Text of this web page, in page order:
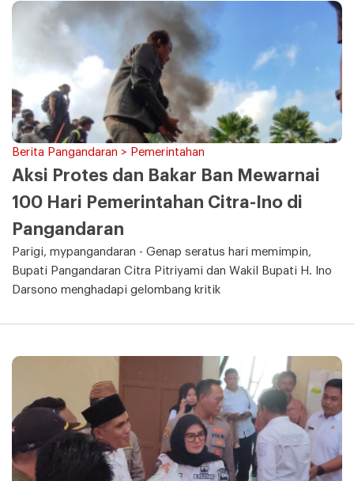
Berita Pangandaran > Pemerintahan
Aksi Protes dan Bakar Ban Mewarnai
100 Hari Pemerintahan Citra-Ino di
Pangandaran
Parigi, mypangandaran - Genap seratus hari memimpin,
Bupati Pangandaran Citra Pitriyami dan Wakil Bupati H. Ino
Darsono menghadapi gelombang kritik